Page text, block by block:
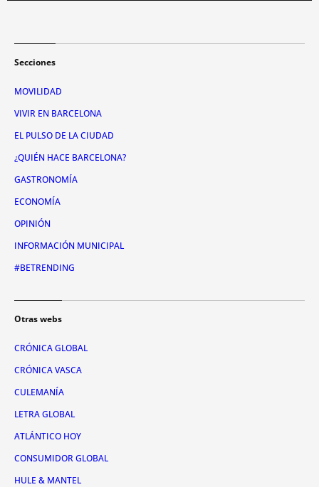
Secciones
MOVILIDAD
VIVIR EN BARCELONA
EL PULSO DE LA CIUDAD
¿QUIÉN HACE BARCELONA?
GASTRONOMÍA
ECONOMÍA
OPINIÓN
INFORMACIÓN MUNICIPAL
#BETRENDING
Otras webs
CRÓNICA GLOBAL
CRÓNICA VASCA
CULEMANÍA
LETRA GLOBAL
ATLÁNTICO HOY
CONSUMIDOR GLOBAL
HULE & MANTEL